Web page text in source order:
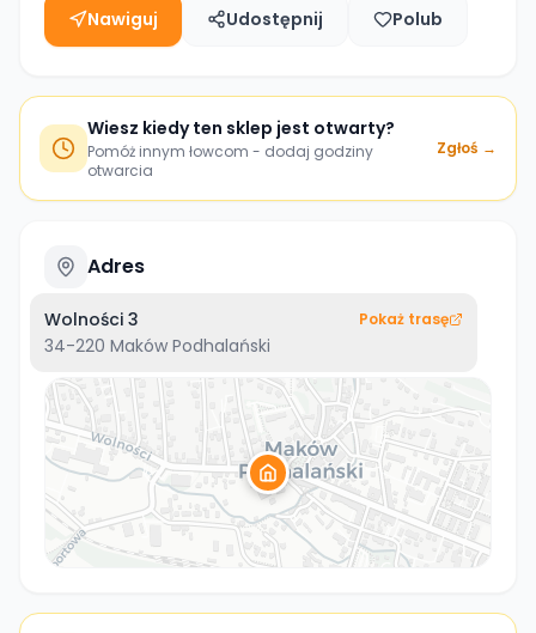
Nawiguj Udostępnij Polub
Wiesz kiedy ten sklep jest otwarty?
Pomóż innym łowcom - dodaj godziny
otwarcia
Zgłoś →
Adres
Wolności 3
34-220 Maków Podhalański
Pokaż trasę